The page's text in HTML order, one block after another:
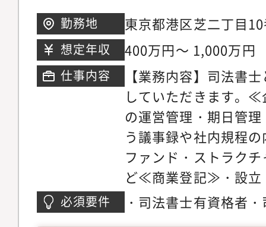
勤務地
東京都港区芝二丁目
Bld. 3階
想定年収 400万円～ 1,000万円
仕事内容
【業務内容】司法書
していただきます。
の運営管理・期日管
う議事録や社内規程
ファンド・ストラク
ど≪商業登記≫・設立
発行・種類株式発行
必須要件
・司法書士有資格者